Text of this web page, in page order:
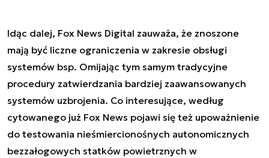
Idąc dalej, Fox News Digital zauważa, że znoszone
mają być liczne ograniczenia w zakresie obsługi
systemów bsp. Omijając tym samym tradycyjne
procedury zatwierdzania bardziej zaawansowanych
systemów uzbrojenia. Co interesujące, według
cytowanego już Fox News pojawi się też upoważnienie
do testowania nieśmiercionośnych autonomicznych
bezzałogowych statków powietrznych w